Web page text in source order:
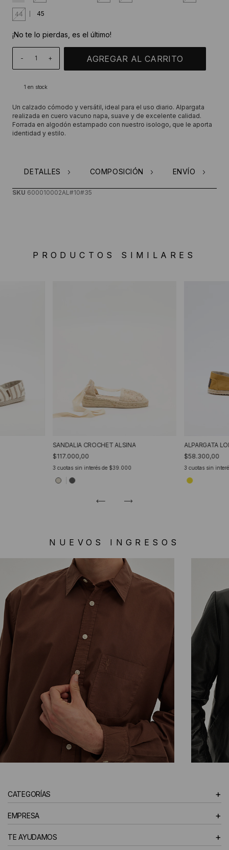
44 45
¡No te lo pierdas, es el último!
- +
1 en stock
Un calzado cómodo y versátil, ideal para el uso diario. Alpargata
realizada en cuero vacuno napa, suave y de excelente calidad.
Forrada en algodón estampado con nuestro isologo, que le aporta
identidad y estilo.
DETALLES COMPOSICIÓN ENVÍO
SKU 600010002AL#10#35
PRODUCTOS SIMILARES
SANDALIA CROCHET ALSINA
$117.000,00
3 cuotas sin interés de $39.000
ALPARGATA
$58.300,00
3cuotas sin
NUEVOS INGRESOS
HOMBRE
CATEGORÍAS +
EMPRESA +
TE AYUDAMOS +